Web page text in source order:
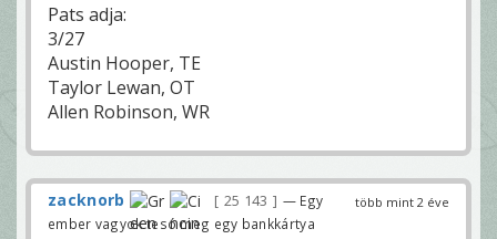
Pats adja:
3/27
Austin Hooper, TE
Taylor Lewan, OT
Allen Robinson, WR
több mint 2 éve
zacknorb 25 143
— Egy
ember vagyok tesó meg egy bankkártya